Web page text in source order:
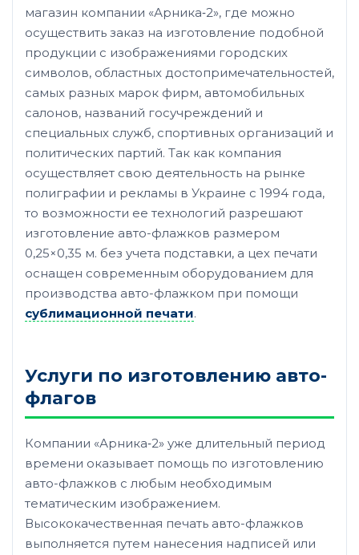
магазин компании «Арника‑2», где можно
осуществить заказ на изготовление подобной
продукции с изображениями городских
символов, областных достопримечательностей,
самых разных марок фирм, автомобильных
салонов, названий госучреждений и
специальных служб, спортивных организаций и
политических партий. Так как компания
осуществляет свою деятельность на рынке
полиграфии и рекламы в Украине с 1994 года,
то возможности ее технологий разрешают
изготовление авто-флажков размером
0,25×0,35 м. без учета подставки, а цех печати
оснащен современным оборудованием для
производства авто-флажком при помощи
сублимационной печати.
Услуги по изготовлению авто-
флагов
Компании «Арника‑2» уже длительный период
времени оказывает помощь по изготовлению
авто-флажков с любым необходимым
тематическим изображением.
Высококачественная печать авто-флажков
выполняется путем нанесения надписей или